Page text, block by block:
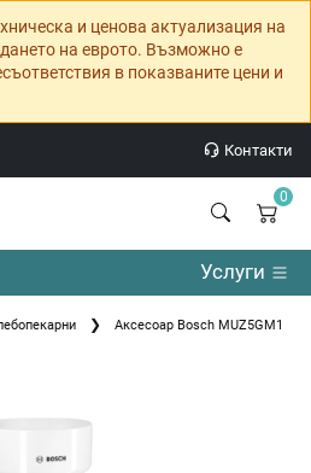
и ценова актуализация на
на еврото. Възможно е
в показваните цени и
Контакти
0
Услуги
Аксесоар Bosch MUZ5GM1